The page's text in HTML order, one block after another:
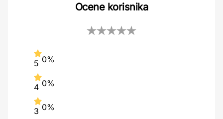
Ocene korisnika
5 0%
4 0%
3 0%